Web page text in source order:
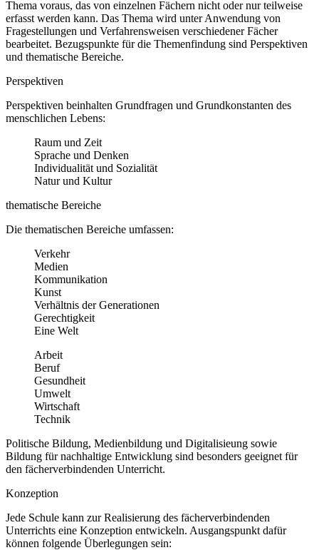
Thema voraus, das von einzelnen Fächern nicht oder nur teilweise
erfasst werden kann. Das Thema wird unter Anwendung von
Fragestellungen und Verfahrensweisen verschiedener Fächer
bearbeitet. Bezugspunkte für die Themenfindung sind Perspektiven
und thematische Bereiche.
Perspektiven
Perspektiven beinhalten Grundfragen und Grundkonstanten des
menschlichen Lebens:
Raum und Zeit
Sprache und Denken
Individualität und Sozialität
Natur und Kultur
thematische Bereiche
Die thematischen Bereiche umfassen:
Verkehr
Medien
Kommunikation
Kunst
Verhältnis der Generationen
Gerechtigkeit
Eine Welt
Arbeit
Beruf
Gesundheit
Umwelt
Wirtschaft
Technik
Politische Bildung, Medienbildung und Digitalisieung sowie
Bildung für nachhaltige Entwicklung sind besonders geeignet für
den fächerverbindenden Unterricht.
Konzeption
Jede Schule kann zur Realisierung des fächerverbindenden
Unterrichts eine Konzeption entwickeln. Ausgangspunkt dafür
können folgende Überlegungen sein: